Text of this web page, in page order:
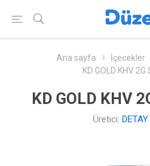
Ana sayfa İçecekler
KD GOLD KHV 2G
KD GOLD KHV
Üretici: